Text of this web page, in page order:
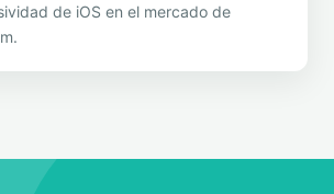
de iOS en el mercado de